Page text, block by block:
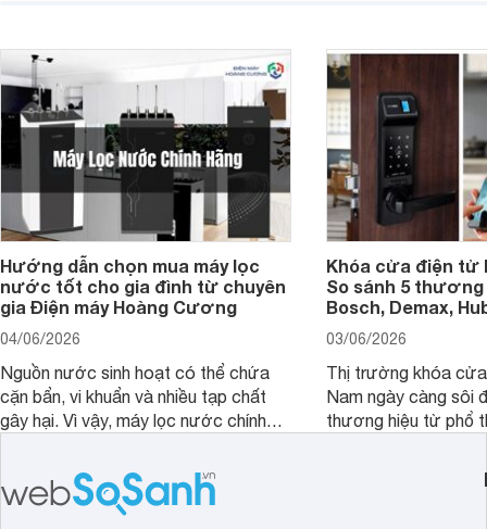
Hướng dẫn chọn mua máy lọc
nước tốt cho gia đình từ chuyên
gia Điện máy Hoàng Cương
04/06/2026
Nguồn nước sinh hoạt có thể chứa
cặn bẩn, vi khuẩn và nhiều tạp chất
gây hại. Vì vậy, máy lọc nước chính
sức khỏe và đảm bảo nguồn nước
sạch cho cả gia đình.
Khóa cửa điện tử
So sánh 5 thương
Bosch, Demax,
03/06/2026
Thị trường khóa
Nam ngày càng sôi
thương hiệu từ phổ
cửa điện tử hãng
sẽ so sánh 5